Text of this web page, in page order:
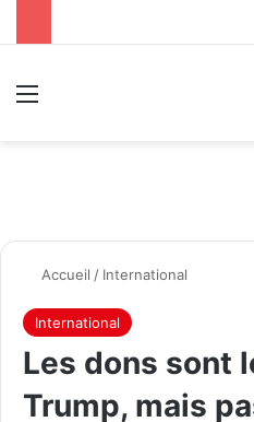
Accueil / International
International
Les dons sont
Trump, mais